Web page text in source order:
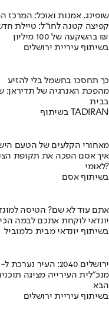
שופינג, אמנות ואוכל:
קפיצה קטנה לחו"ל: טיילת
בהשקעה של 100 מיליון ₪
בשיתוף עיריית ירושלים
כך תחסכו בחשמל בלי להזיע
מהפכת האנרגיה של תדיראן:
בבית
בשיתוף TADIRAN
מאחורי הקלעים של הטעם
לאומי?
בשיתוף אסם
אתם עוד לא שם? הטיסה
יונדאי לוקחת אתכם לבמה
בשיתוף יונדאי מבית כלמוביל
ירושלים 2040: העיר נערכת ל- 1.5 מליון תושבים
מנכ"לית העירייה מציגה
הבא
בשיתוף עיריית ירושלים